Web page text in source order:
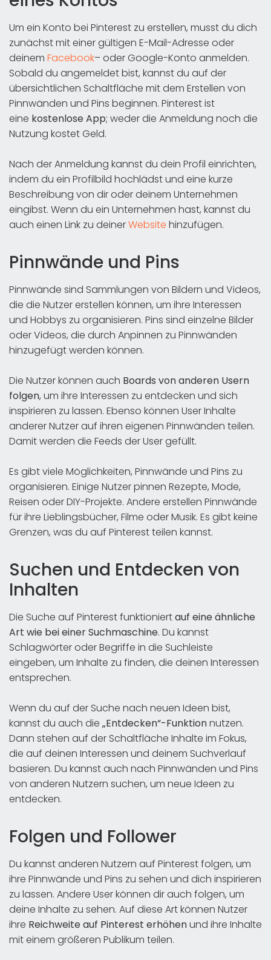
Um ein Konto bei Pinterest zu erstellen, musst du dich
zunächst mit einer gültigen E-Mail-Adresse oder
deinem Facebook– oder Google-Konto anmelden.
Sobald du angemeldet bist, kannst du auf der
übersichtlichen Schaltfläche mit dem Erstellen von
Pinnwänden und Pins beginnen. Pinterest ist
eine kostenlose App; weder die Anmeldung noch die
Nutzung kostet Geld.
Nach der Anmeldung kannst du dein Profil einrichten,
indem du ein Profilbild hochlädst und eine kurze
Beschreibung von dir oder deinem Unternehmen
eingibst. Wenn du ein Unternehmen hast, kannst du
auch einen Link zu deinerWebsite hinzufügen.
Pinnwände und Pins
Pinnwände sind Sammlungen von Bildern und Videos,
die die Nutzer erstellen können, um ihre Interessen
und Hobbys zu organisieren. Pins sind einzelne Bilder
oder Videos, die durch Anpinnen zu Pinnwänden
hinzugefügt werden können.
Die Nutzer können auch Boards von anderen Usern
folgen, um ihre Interessen zu entdecken und sich
inspirieren zu lassen. Ebenso können User Inhalte
anderer Nutzer auf ihren eigenen Pinnwänden teilen.
Damit werden die Feeds der User gefüllt.
Es gibt viele Möglichkeiten, Pinnwände und Pins zu
organisieren. Einige Nutzer pinnen Rezepte, Mode,
Reisen oder DIY-Projekte. Andere erstellen Pinnwände
für ihre Lieblingsbücher, Filme oder Musik. Es gibt keine
Grenzen, was du auf Pinterest teilen kannst.
Suchen und Entdecken von
Inhalten
Die Suche auf Pinterest funktioniertauf eine ähnliche
Art wie bei einer Suchmaschine. Du kannst
Schlagwörter oder Begriffe in die Suchleiste
eingeben, um Inhalte zu finden, die deinen Interessen
entsprechen.
Wenn du auf der Suche nach neuen Ideen bist,
kannst du auch die „Entdecken“-Funktionnutzen.
Dann stehen auf der Schaltfläche Inhalte im Fokus,
die auf deinen Interessen und deinem Suchverlauf
basieren. Du kannst auch nach Pinnwänden und Pins
von anderen Nutzern suchen, um neue Ideen zu
entdecken.
Folgen und Follower
Du kannst anderen Nutzern auf Pinterest folgen, um
ihre Pinnwände und Pins zu sehen und dich inspirieren
zu lassen. Andere User können dir auch folgen, um
deine Inhalte zu sehen. Auf diese Art können Nutzer
ihre Reichweite auf Pinterest erhöhenund ihre Inhalte
mit einem größeren Publikum teilen.